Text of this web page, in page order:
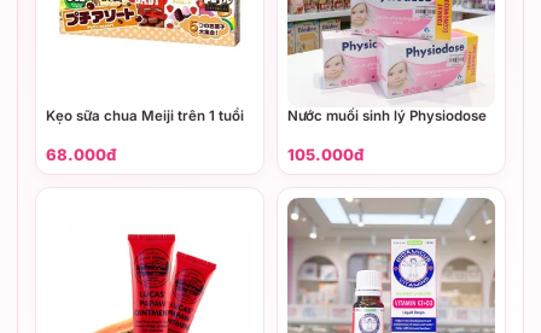
Kẹo sữa chua Meiji trên 1 tuổi
68.000đ
Nước muối sinh lý Physiodose
105.000đ